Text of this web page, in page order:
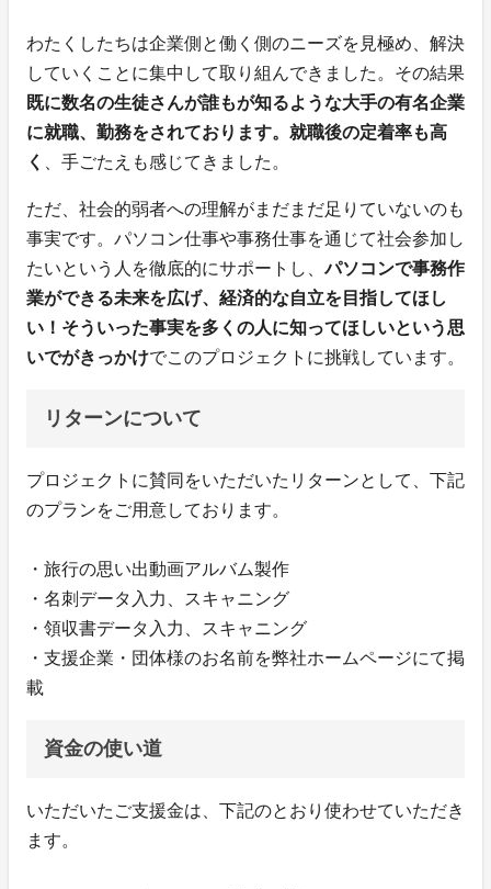
わたくしたちは企業側と働く側のニーズを見極め、解決
していくことに集中して取り組んできました。その結果
既に数名の生徒さんが誰もが知るような大手の有名企業
に就職、勤務をされております。就職後の定着率も高
く
、手ごたえも感じてきました。
ただ、社会的弱者への理解がまだまだ足りていないのも
事実です。パソコン仕事や事務仕事を通じて社会参加し
たいという人を徹底的にサポートし、パソコンで事務作
業ができる未来を広げ、経済的な自立を目指してほし
い！そういった事実を多くの人に知ってほしいという思
いでがきっかけでこのプロジェクトに挑戦しています。
リターンについて
プロジェクトに賛同をいただいたリターンとして、下記
のプランをご用意しております。
・旅行の思い出動画アルバム製作
・名刺データ入力、スキャニング
・領収書データ入力、スキャニング
・支援企業・団体様のお名前を弊社ホームページにて掲
載
資金の使い道
いただいたご支援金は、下記のとおり使わせていただき
ます。